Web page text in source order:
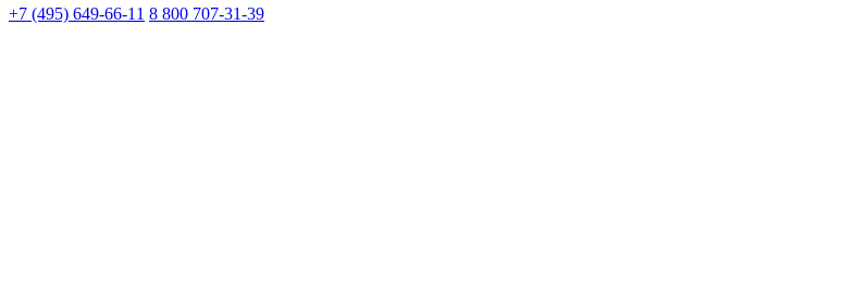
+7 (495) 649-66-11 8 800 707-31-39